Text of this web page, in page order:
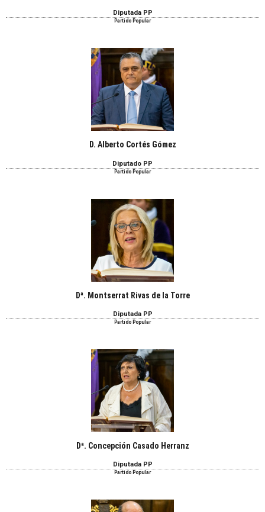
Diputada PP
Partido Popular
D. Alberto Cortés Gómez
Diputado PP
Partido Popular
Dª. Montserrat Rivas de la Torre
Diputada PP
Partido Popular
Dª. Concepción Casado Herranz
Diputada PP
Partido Popular